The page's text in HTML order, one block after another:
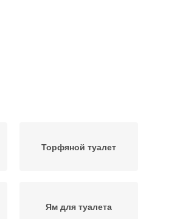
Торфяной туалет
Ям для туалета